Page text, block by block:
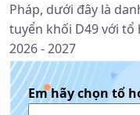
Pháp, dưới đây là
tuyển khối D49 với tổ
2026 - 2027
Em hãy chọn tổ